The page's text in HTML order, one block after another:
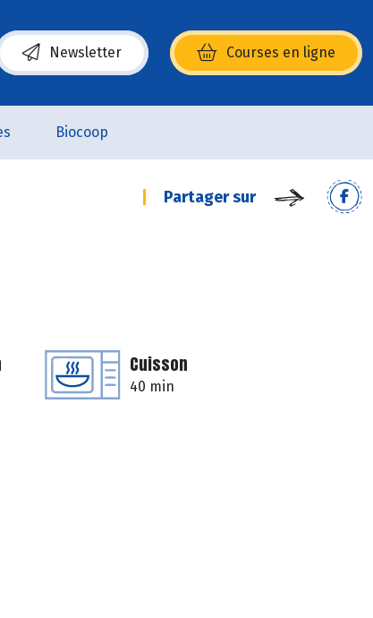
Newsletter Courses en ligne
dans une nouvelle fenêtre)
Biocoop
Partager sur
Cuisson
40 min